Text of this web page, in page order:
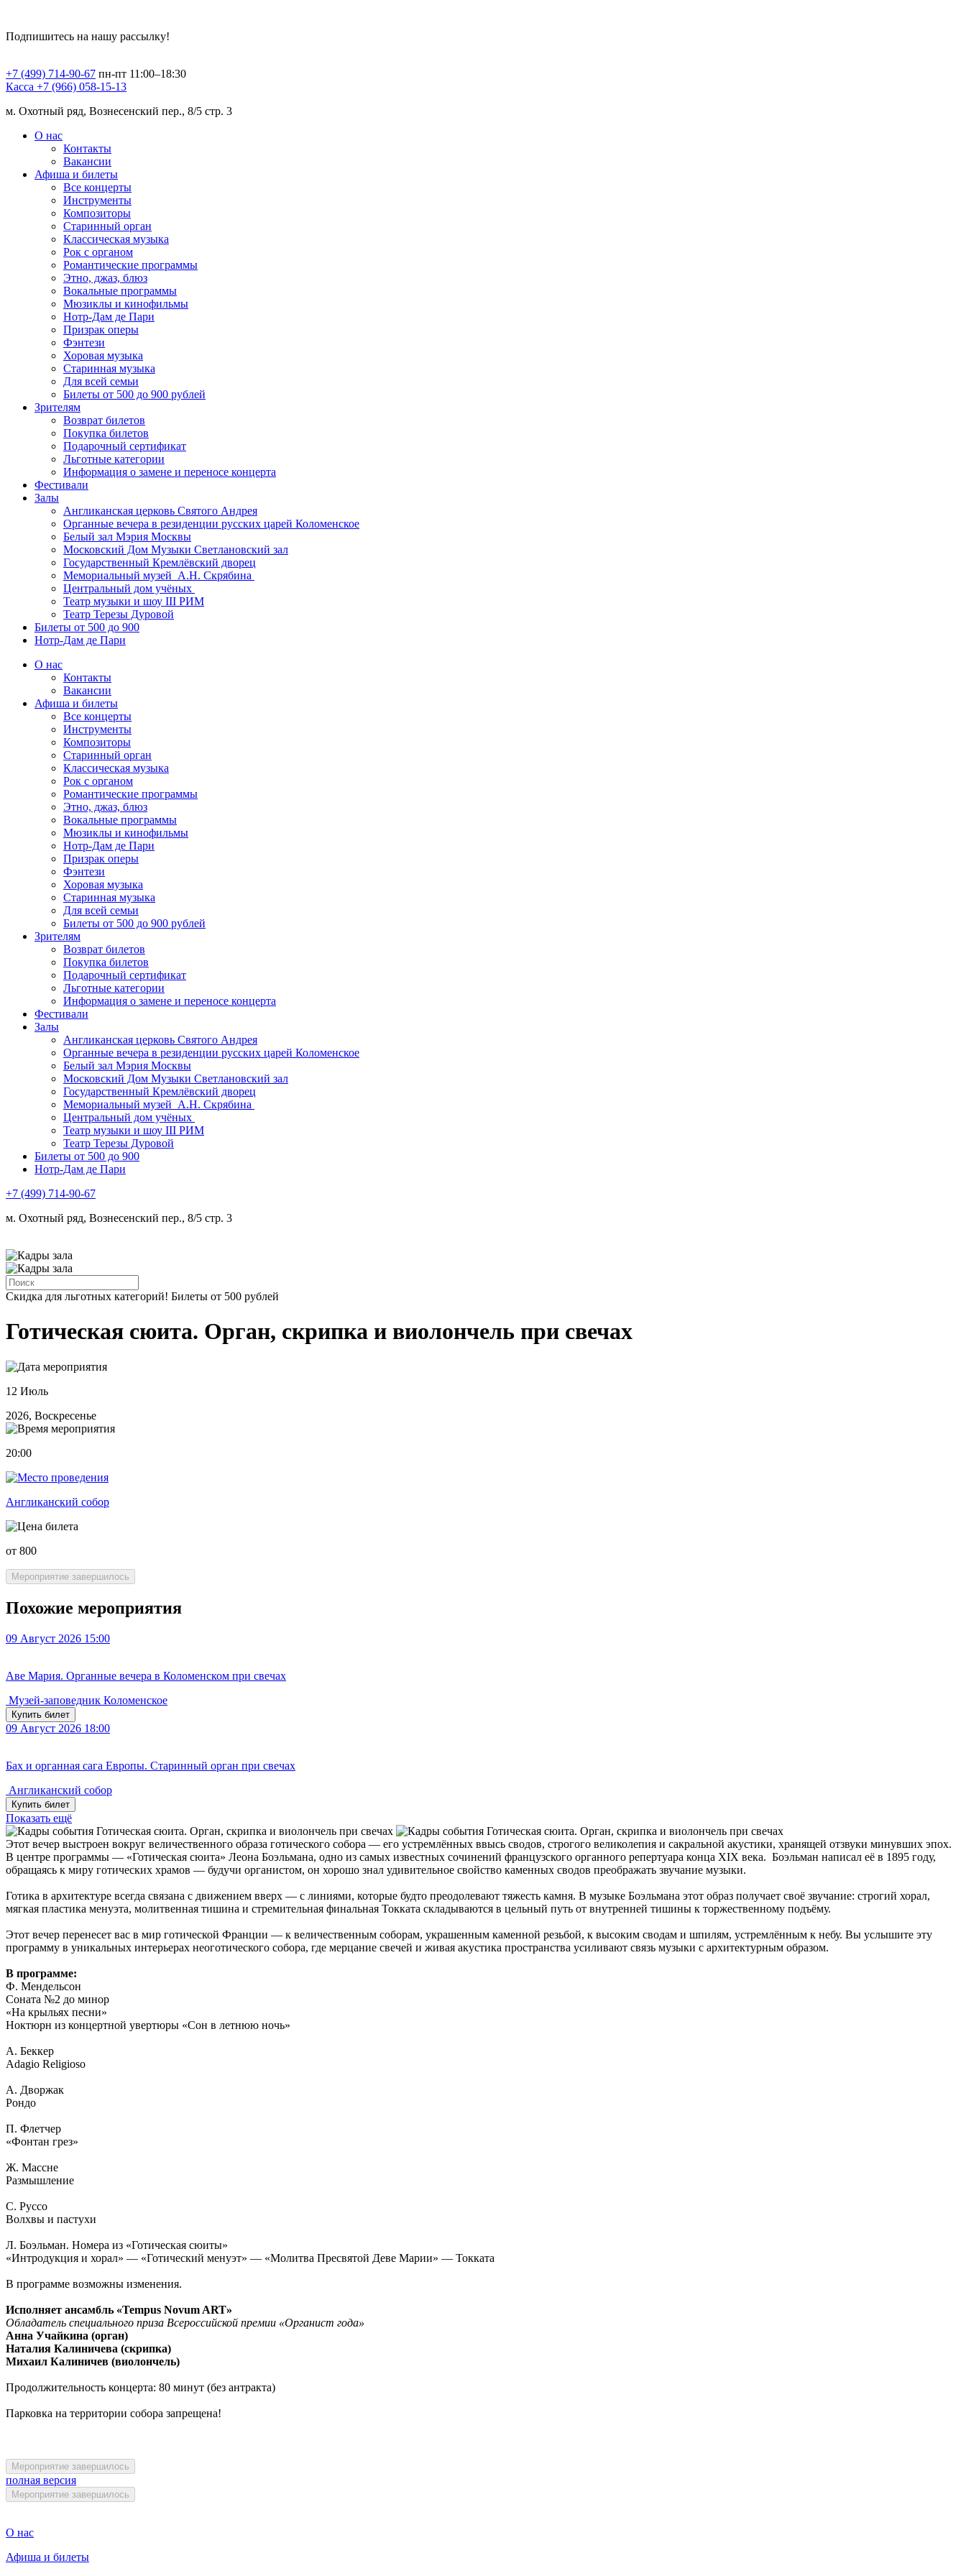
Подпишитесь на нашу рассылку!
+7 (499) 714-90-67 пн-пт 11:00–18:30
Касса +7 (966) 058-15-13
м. Охотный ряд, Вознесенский пер., 8/5 стр. 3
О нас
Контакты
Вакансии
Афиша и билеты
Все концерты
Инструменты
Композиторы
Старинный орган
Классическая музыка
Рок с органом
Романтические программы
Этно, джаз, блюз
Вокальные программы
Мюзиклы и кинофильмы
Нотр-Дам де Пари
Призрак оперы
Фэнтези
Хоровая музыка
Старинная музыка
Для всей семьи
Билеты от 500 до 900 рублей
Зрителям
Возврат билетов
Покупка билетов
Подарочный сертификат
Льготные категории
Информация о замене и переносе концерта
Фестивали
Залы
Англиканская церковь Святого Андрея
Органные вечера в резиденции русских царей Коломенское
Белый зал Мэрия Москвы
Московский Дом Музыки Светлановский зал
Государственный Кремлёвский дворец
Мемориальный музей А.Н. Скрябина
Центральный дом учёных
Театр музыки и шоу III РИМ
Театр Терезы Дуровой
Билеты от 500 до 900
Нотр-Дам де Пари
О нас
Контакты
Вакансии
Афиша и билеты
Все концерты
Инструменты
Композиторы
Старинный орган
Классическая музыка
Рок с органом
Романтические программы
Этно, джаз, блюз
Вокальные программы
Мюзиклы и кинофильмы
Нотр-Дам де Пари
Призрак оперы
Фэнтези
Хоровая музыка
Старинная музыка
Для всей семьи
Билеты от 500 до 900 рублей
Зрителям
Возврат билетов
Покупка билетов
Подарочный сертификат
Льготные категории
Информация о замене и переносе концерта
Фестивали
Залы
Англиканская церковь Святого Андрея
Органные вечера в резиденции русских царей Коломенское
Белый зал Мэрия Москвы
Московский Дом Музыки Светлановский зал
Государственный Кремлёвский дворец
Мемориальный музей А.Н. Скрябина
Центральный дом учёных
Театр музыки и шоу III РИМ
Театр Терезы Дуровой
Билеты от 500 до 900
Нотр-Дам де Пари
+7 (499) 714-90-67
м. Охотный ряд, Вознесенский пер., 8/5 стр. 3
Скидка для льготных категорий! Билеты от 500 рублей
Готическая сюита. Орган, скрипка и виолончель при свечах
12 Июль
2026, Воскресенье
20:00
Англиканский собор
от 800
Мероприятие завершилось
Похожие мероприятия
09 Август 2026 15:00
Аве Мария. Органные вечера в Коломенском при свечах
Музей-заповедник Коломенское
Купить билет
09 Август 2026 18:00
Бах и органная сага Европы. Старинный орган при свечах
Англиканский собор
Купить билет
Показать ещё
Этот вечер выстроен вокруг величественного образа готического собора — его устремлённых ввысь сводов, строгого великолепия и сакральной акустики, хранящей отзвуки минувших эпох.
В центре программы — «Готическая сюита» Леона Боэльмана, одно из самых известных сочинений французского органного репертуара конца XIX века. Боэльман написал её в 1895 году,
обращаясь к миру готических храмов — будучи органистом, он хорошо знал удивительное свойство каменных сводов преображать звучание музыки.
Готика в архитектуре всегда связана с движением вверх — с линиями, которые будто преодолевают тяжесть камня. В музыке Боэльмана этот образ получает своё звучание: строгий хорал,
мягкая пластика менуэта, молитвенная тишина и стремительная финальная Токката складываются в цельный путь от внутренней тишины к торжественному подъёму.
Этот вечер перенесет вас в мир готической Франции — к величественным соборам, украшенным каменной резьбой, к высоким сводам и шпилям, устремлённым к небу. Вы услышите эту
программу в уникальных интерьерах неоготического собора, где мерцание свечей и живая акустика пространства усиливают связь музыки с архитектурным образом.
В программе:
Ф. Мендельсон
Соната №2 до минор
«На крыльях песни»
Ноктюрн из концертной увертюры «Сон в летнюю ночь»
А. Беккер
Adagio Religioso
А. Дворжак
Рондо
П. Флетчер
«Фонтан грез»
Ж. Массне
Размышление
С. Руссо
Волхвы и пастухи
Л. Боэльман. Номера из «Готическая сюиты»
«Интродукция и хорал» — «Готический менуэт» — «Молитва Пресвятой Деве Марии» — Токката
В программе возможны изменения.
Исполняет ансамбль «Tempus Novum ART»
Обладатель специального приза Всероссийской премии «Органист года»
Анна Учайкина (орган)
Наталия Калиничева (скрипка)
Михаил Калиничев (виолончель)
Продолжительность концерта: 80 минут (без антракта)
Парковка на территории собора запрещена!
Мероприятие завершилось
полная версия
Мероприятие завершилось
О нас
Афиша и билеты